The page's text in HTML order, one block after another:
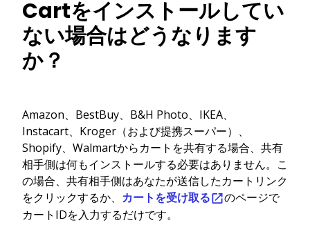
Cartをインストールしてい
ない場合はどうなります
か？
Amazon、BestBuy、B&H Photo、IKEA、
Instacart、Kroger（および提携スーパー）、
Shopify、Walmartからカートを共有する場合、共有
相手側は何もインストールする必要はありません。こ
の場合、共有相手側はあなたが送信したカートリンク
をクリックするか、 カートを受け取る
のページで
カートIDを入力するだけです。